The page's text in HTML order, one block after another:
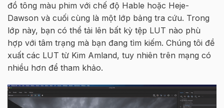
đồ tông màu phim với chế độ Hable hoặc Heje-
Dawson và cuối cùng là một lớp bảng tra cứu. Trong
lớp này, bạn có thể tải lên bất kỳ tệp LUT nào phù
hợp với tâm trạng mà bạn đang tìm kiếm. Chúng tôi đề
xuất các LUT từ Kim Amland, tuy nhiên trên mạng có
nhiều hơn để tham khảo.